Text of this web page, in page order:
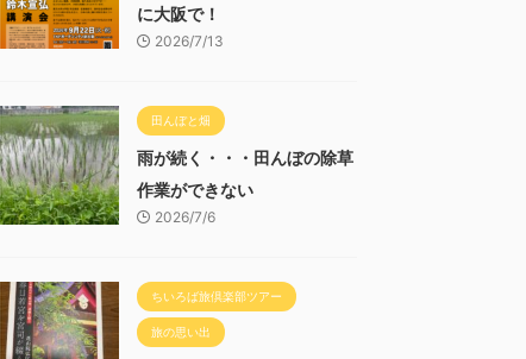
に大阪で！
2026/7/13
田んぼと畑
雨が続く・・・田んぼの除草
作業ができない
2026/7/6
ちいろば旅倶楽部ツアー
旅の思い出